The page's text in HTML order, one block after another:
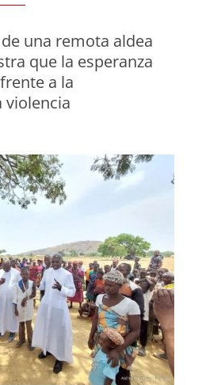
una remota aldea
que la esperanza
a la
violencia